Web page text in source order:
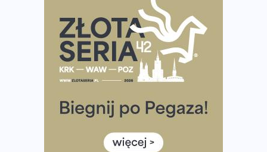
Praska 5k Run gospodarzem Mistrzostw Polski
Największy Bieg Powstania Warszawskiego w historii.
Ponad 12 tysięcy uczestników pobiegło dla Bohaterów!
Tętno vs tempo – czym kierować się w bieganiu?
Co ma dużo białka? Produkty, które warto włączyć do
Rozbiegany Olsztyn szykuje się na weekend z